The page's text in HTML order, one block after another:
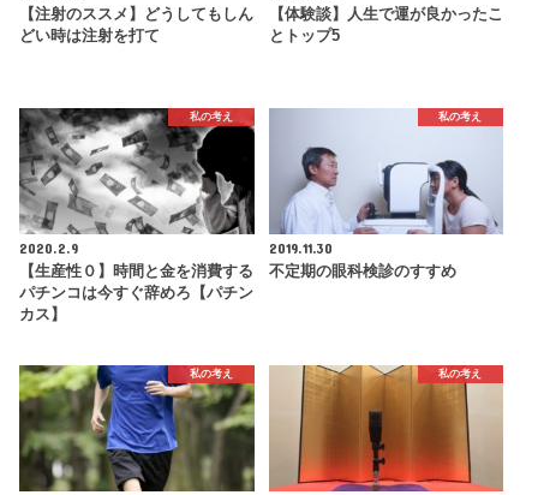
【注射のススメ】どうしてもしん
どい時は注射を打て
【体験談】人生で運が良かったこ
とトップ5
私の考え
2020.2.9
【生産性０】時間と金を消費する
パチンコは今すぐ辞めろ【パチン
カス】
私の考え
2019.11.30
不定期の眼科検診のすすめ
私の考え 私の考え